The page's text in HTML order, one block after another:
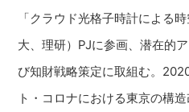
「クラウド光格子時計による
大、理研）PJに参画、潜在的
び知財戦略策定に取組む。
ト・コロナにおける東京の構